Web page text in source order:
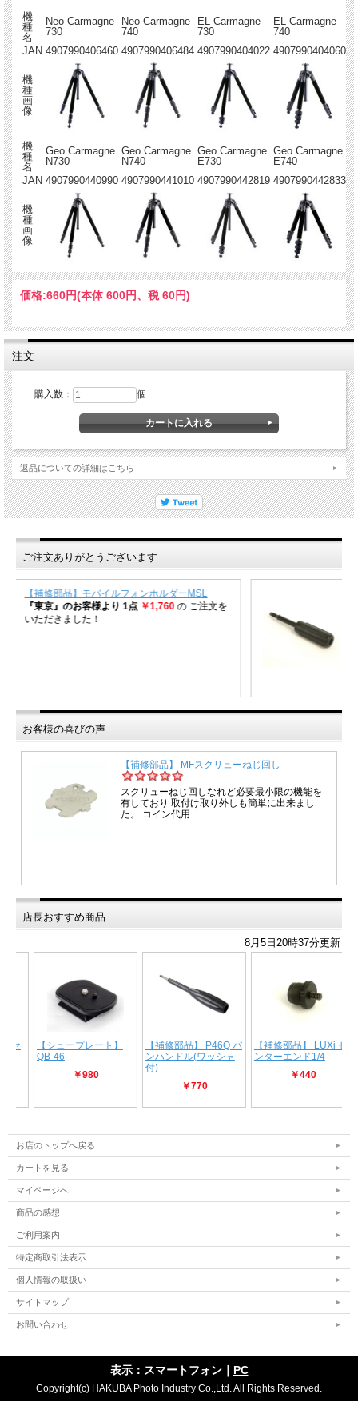
機
種
名
Neo Carmagne
730
Neo Carmagne
740
EL Carmagne
730
EL Carmagne
740
JAN 4907990406460 4907990406484 4907990404022 4907990404060
機
種
画
像
機
種
名
Geo Carmagne
N730
Geo Carmagne
N740
Geo Carmagne
E730
Geo Carmagne
E740
JAN 4907990440990 4907990441010 4907990442819 4907990442833
機
種
画
像
価格:660円(本体 600円、税 60円)
注文
購入数： 個
返品についての詳細はこちら
ご注文ありがとうございます
お客様の喜びの声
店長おすすめ商品
お店のトップへ戻る
カートを見る
マイページへ
商品の感想
ご利用案内
特定商取引法表示
個人情報の取扱い
サイトマップ
お問い合わせ
表示：スマートフォン｜ PC
Copyright(c) HAKUBA Photo Industry Co.,Ltd. All Rights Reserved.